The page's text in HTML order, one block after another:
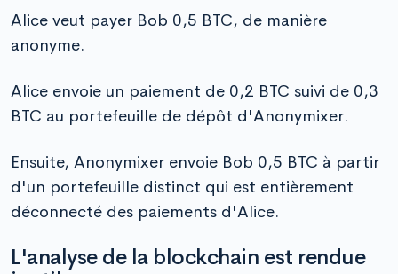
Alice veut payer Bob 0,5 BTC, de manière
anonyme.
Alice envoie un paiement de 0,2 BTC suivi de 0,3
BTC au portefeuille de dépôt d'Anonymixer.
Ensuite, Anonymixer envoie Bob 0,5 BTC à partir
d'un portefeuille distinct qui est entièrement
déconnecté des paiements d'Alice.
L'analyse de la blockchain est rendue